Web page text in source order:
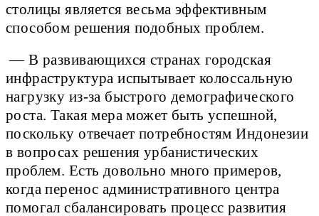
столицы является весьма эффективным
способом решения подобных проблем.
— В развивающихся странах городская
инфраструктура испытывает колоссальную
нагрузку из-за быстрого демографического
роста. Такая мера может быть успешной,
поскольку отвечает потребностям Индонезии
в вопросах решения урбанистических
проблем. Есть довольно много примеров,
когда перенос административного центра
помогал сбалансировать процесс развития